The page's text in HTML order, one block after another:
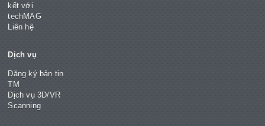
kết với
techMAG
Liên hệ
Dịch vụ
Đăng ký bản tin
TM
Dịch vụ 3D/VR
Scanning